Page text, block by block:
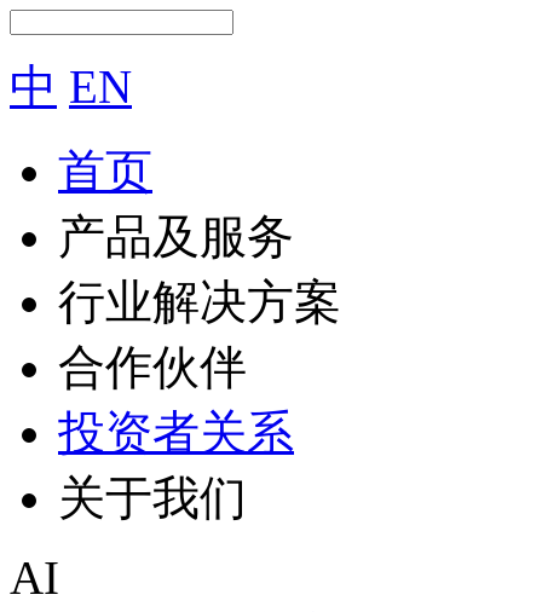
中 EN
首页
产品及服务
行业解决方案
合作伙伴
投资者关系
关于我们
AI